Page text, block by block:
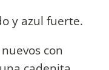
y azul fuerte.
con